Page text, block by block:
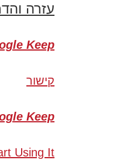
עזרה
Keep
קישור
Keep
Using It